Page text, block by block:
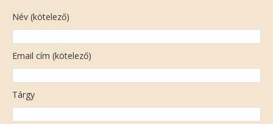
Név (kötelező)
Email cím (kötelező)
Tárgy